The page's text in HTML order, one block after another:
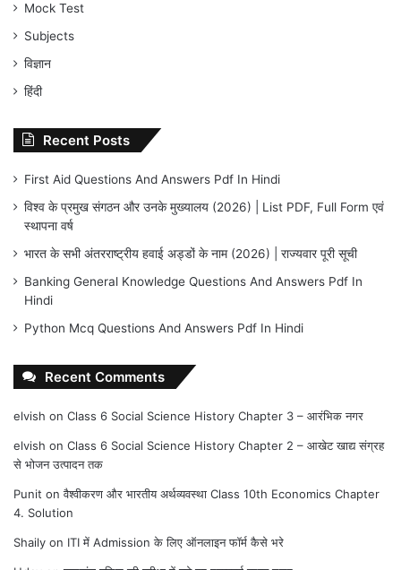
Mock Test
Subjects
विज्ञान
हिंदी
Recent Posts
First Aid Questions And Answers Pdf In Hindi
विश्व के प्रमुख संगठन और उनके मुख्यालय (2026) | List PDF, Full Form एवं
स्थापना वर्ष
भारत के सभी अंतरराष्ट्रीय हवाई अड्डों के नाम (2026) | राज्यवार पूरी सूची
Banking General Knowledge Questions And Answers Pdf In
Hindi
Python Mcq Questions And Answers Pdf In Hindi
Recent Comments
elvish on Class 6 Social Science History Chapter 3 – आरंभिक नगर
elvish on Class 6 Social Science History Chapter 2 – आखेट खाद्य संग्रह
से भोजन उत्पादन तक
Punit onवैश्वीकरण और भारतीय अर्थव्यवस्था Class 10th Economics Chapter
4. Solution
Shaily on ITI में Admission के लिए ऑनलाइन फॉर्म कैसे भरे